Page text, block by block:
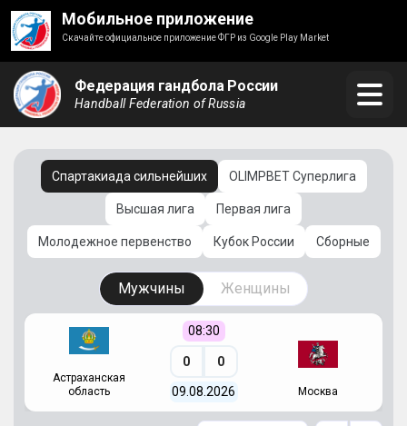
Мобильное приложение
Скачайте официальное приложение ФГР из Google Play Market
Федерация гандбола России
Handball Federation of Russia
Спартакиада сильнейших OLIMPBET Суперлига
Высшая лига Первая лига
Молодежное первенство Кубок России Сборные
Мужчины Женщины
Астраханская
область
08:30
0 0
09.08.2026 Москва